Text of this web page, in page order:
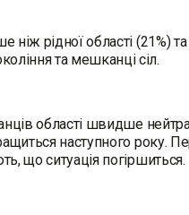
рідної області (21%)
та мешканці сіл.
області швидше
наступного року.
що ситуація погіршиться.